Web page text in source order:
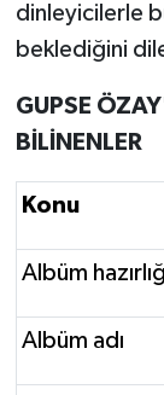
dinleyicilerle
beklediğini
GUPSE
BİLİNENLER
Konu
Albüm
Albüm adı